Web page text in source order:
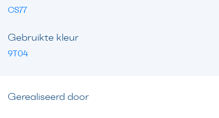
CS77
Gebruikte kleur
9T04
Gerealiseerd door